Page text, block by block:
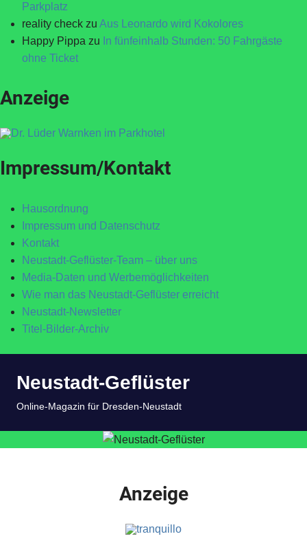
Parkplatz
reality check zu Aus Leonardo wird Kokolores
Happy Pippa zu In fünfeinhalb Stunden: 50 Fahrgäste
ohne Ticket
Anzeige
Impressum/Kontakt
Hausordnung
Impressum und Datenschutz
Kontakt
Neustadt-Geflüster-Team – über uns
Media-Daten und Werbemöglichkeiten
Wie man das Neustadt-Geflüster erreicht
Neustadt-Newsletter
Titel-Bilder-Archiv
InhaltNeustadt-Geflüster
Online-Magazin für Dresden-Neustadt
Anzeige